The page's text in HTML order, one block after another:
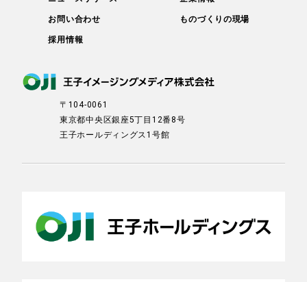
〒104-0061
東京都中央区銀座5丁目12番8号
王子ホールディングス1号館
お問い合わせ
採用情報
ものづくりの現場